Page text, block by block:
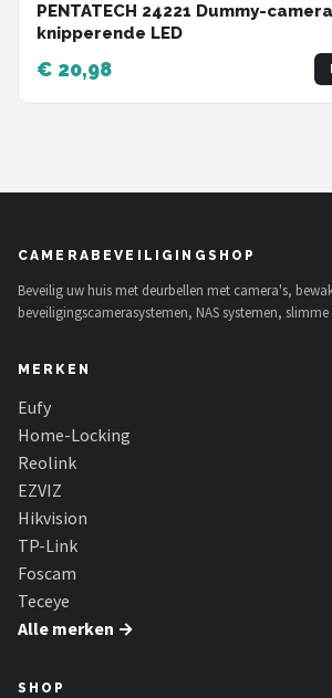
PENTATECH 24221 Dummy-
knipperende LED
€ 20,98
CAMERABEVEILIGINGSHOP
Beveilig uw huis met deurbellen met camera's,
beveiligingscamerasystemen, NAS systemen,
MERKEN
Eufy
Home-Locking
Reolink
EZVIZ
Hikvision
TP-Link
Foscam
Teceye
Alle merken →
SHOP